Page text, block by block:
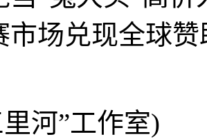
市场兑现全球
”工作室)